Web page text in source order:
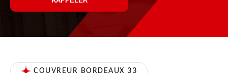
COUVREUR BORDEAUX 33